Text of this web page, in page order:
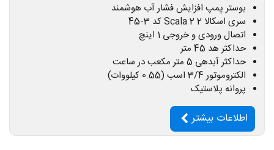
بوستر پمپ افزایش فشار آب هوشمند
سری اسکالا 2 Scala 2 کد 3-45
اتصال ورودی و خروجی 1 اینچ
حداکثر هد 45 متر
حداکثر آبدهی 5 متر مکعب در ساعت
الکتروموتور 3/4 اسب (0.55 کیلووات)
پروانه پلاستیک
اطلاعات بیشتر